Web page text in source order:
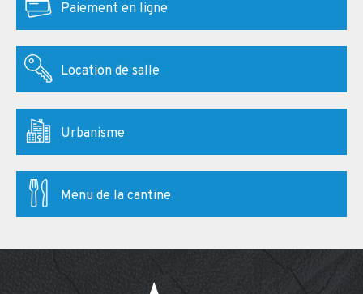
Paiement en ligne
Location de salle
Urbanisme
Menu de la cantine